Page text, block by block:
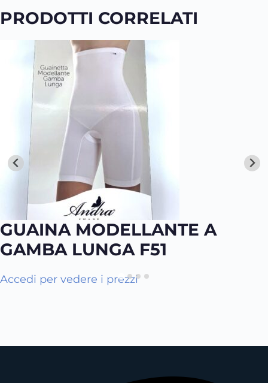
PRODOTTI CORRELATI
GUAINA MODELLANTE A
GAMBA LUNGA F51
Accedi per vedere i prezzi